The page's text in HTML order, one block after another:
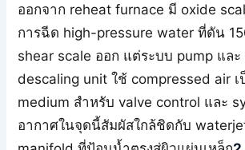
ออกจาก reheat furnace มี oxide
การฉีด high-pressure water ที่ดัน
shear scale ออก แต่ระบบ pump และ
descaling unit ใช้ compressed air
medium สำหรับ valve control และ
อากาศในจุดนี้สัมผัสใกล้ชิดกับ